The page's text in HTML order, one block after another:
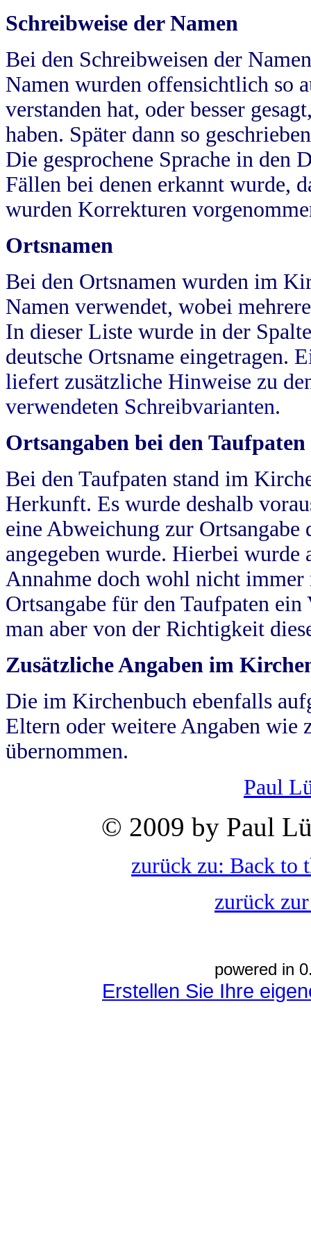
Schreibweise der Namen
Bei den Schreibweisen der
Namen wurden offensichtlich so
verstanden hat, oder besser
haben. Später dann so
Die gesprochene Sprache in
Fällen bei denen erkannt wurde,
wurden Korrekturen
Ortsnamen
Bei den Ortsnamen wurden im
Namen verwendet, wobei
In dieser Liste wurde in der
deutsche Ortsname eingetragen.
liefert zusätzliche Hinweise zu
verwendeten Schreibvarianten.
Ortsangaben bei den Taufpaten
Bei den Taufpaten stand im
Herkunft. Es wurde deshalb
eine Abweichung zur
angegeben wurde. Hierbei wurde
Annahme doch wohl nicht
Ortsangabe für den Taufpaten
man aber von der Richtigkeit
Zusätzliche Angaben im
Die im Kirchenbuch ebenfalls
Eltern oder weitere Angaben wie
übernommen.
Paul
© 2009 by Paul
zurück zu: Back to
zurück
powered in
Erstellen Sie Ihre